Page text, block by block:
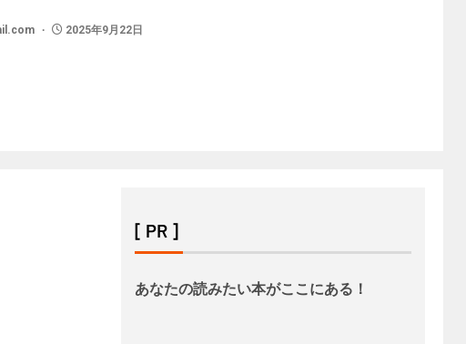
2025年9月22日
[ PR ]
あなたの読みたい本がここにある！